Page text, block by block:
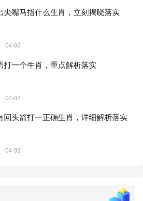
尖嘴马指什么生肖，立刻揭晓落实
04-02
打一个生肖，重点解析落实
04-02
回头箭打一正确生肖，详细解析落实
04-02